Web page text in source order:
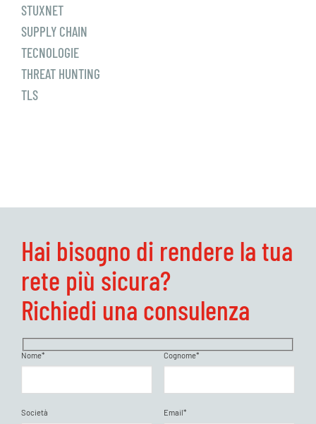
STUXNET
SUPPLY CHAIN
TECNOLOGIE
THREAT HUNTING
TLS
Hai bisogno di rendere la tua
rete più sicura?
Richiedi una consulenza
Nome* Cognome*
Società Email*